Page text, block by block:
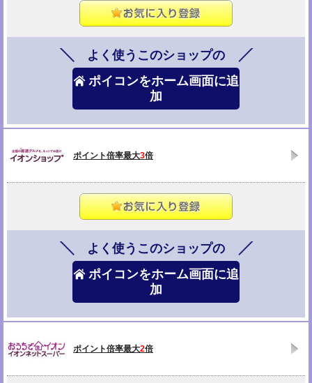
よく使うこのショップの
ポイコンをホーム画面に追
加
ポイント倍率最大3倍
よく使うこのショップの
ポイコンをホーム画面に追
加
ポイント倍率最大2倍